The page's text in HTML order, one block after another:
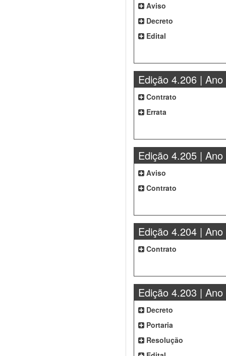
Aviso
Decreto
Edital
Edição 4.206 | Ano
Contrato
Errata
Edição 4.205 | Ano
Aviso
Contrato
Edição 4.204 | Ano
Contrato
Edição 4.203 | Ano
Decreto
Portaria
Resolução